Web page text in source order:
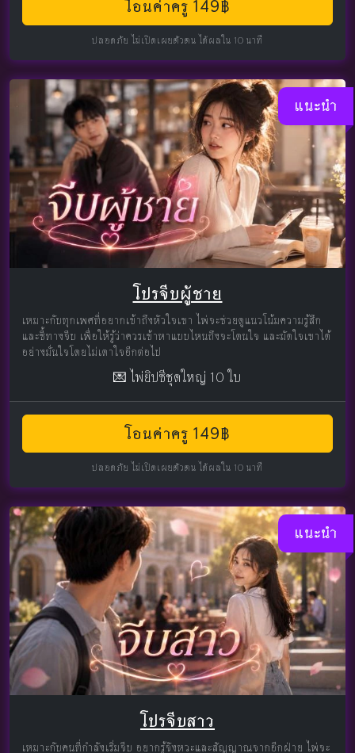
โอนค่าครู 149฿
ปลอดภัย ไม่เปิดเผยตัวตน ได้ผลใน 10 นาที
แนะนำ
โปรจีบผู้ชาย
เหมาะกับทุกเพศที่อยากเข้าถึงหัวใจเขา ไพ่จะช่วยดูแนวโน้มความรู้สึก
และชี้ทางจีบ เพื่อให้รู้ว่าควรเข้าหาแบบไหนถึงจะโดนใจ และมัดใจเขาได้
อย่างมั่นใจโดยไม่เดาใจอีกต่อไป
💌 ไพ่ยิปซีชุดใหญ่ 10 ใบ
โอนค่าครู 149฿
ปลอดภัย ไม่เปิดเผยตัวตน ได้ผลใน 10 นาที
แนะนำ
โปรจีบสาว
เหมาะกับคนที่กำลังเริ่มจีบ อยากรู้จังหวะและสัญญาณจากอีกฝ่าย ไพ่จะ